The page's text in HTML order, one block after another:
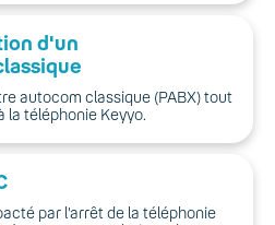
d'un
autocom classique (PABX) tout
la téléphonie Keyyo.
par l’arrêt de la téléphonie